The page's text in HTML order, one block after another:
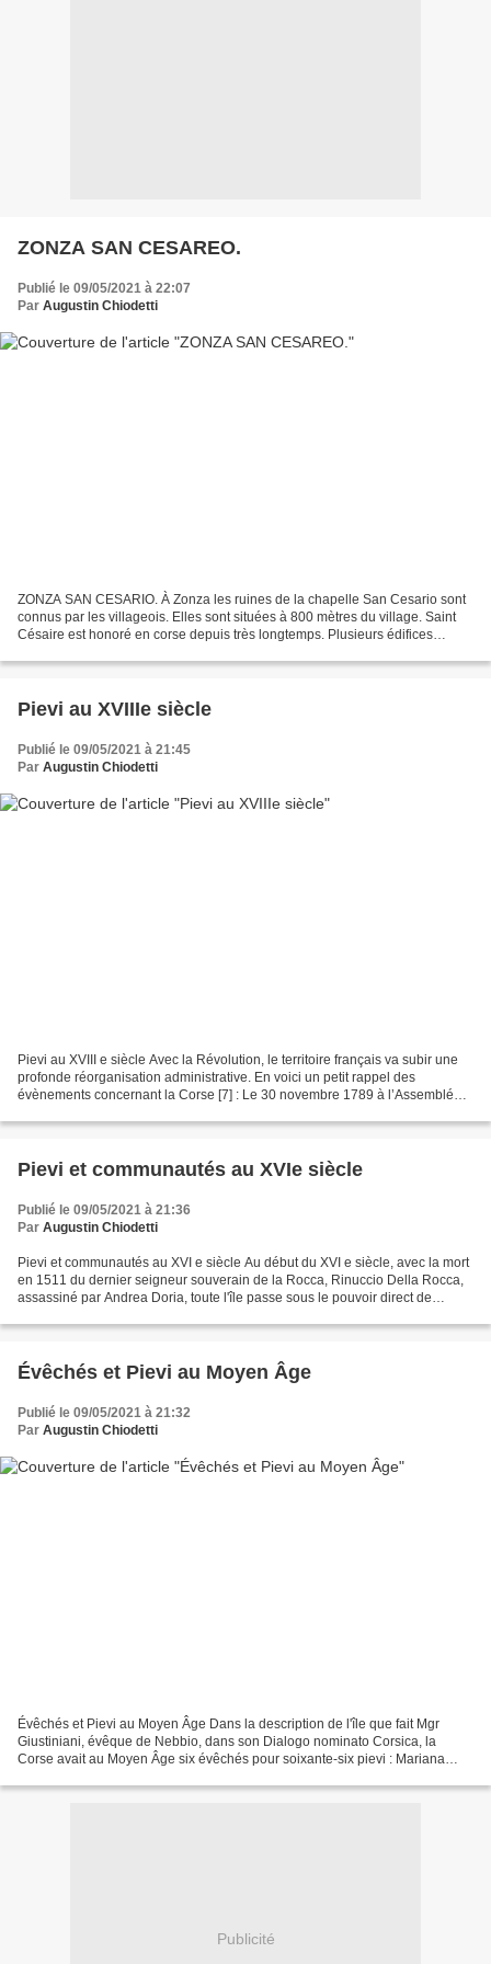
ZONZA SAN CESAREO.
Publié le 09/05/2021 à 22:07
Par Augustin Chiodetti
ZONZA SAN CESARIO. À Zonza les ruines de la chapelle San Cesario sont
connus par les villageois. Elles sont situées à 800 mètres du village. Saint
Césaire est honoré en corse depuis très longtemps. Plusieurs édifices
Pievi au XVIIIe siècle
Publié le 09/05/2021 à 21:45
Par Augustin Chiodetti
Pievi au XVIII e siècle Avec la Révolution, le territoire français va subir une
profonde réorganisation administrative. En voici un petit rappel des
évènements concernant la Corse [7] : Le 30 novembre 1789 à l’Assemblée
Pievi et communautés au XVIe siècle
Publié le 09/05/2021 à 21:36
Par Augustin Chiodetti
Pievi et communautés au XVI e siècle Au début du XVI e siècle, avec la mort
en 1511 du dernier seigneur souverain de la Rocca, Rinuccio Della Rocca,
assassiné par Andrea Doria, toute l'île passe sous le pouvoir direct de
Évêchés et Pievi au Moyen Âge
Publié le 09/05/2021 à 21:32
Par Augustin Chiodetti
Évêchés et Pievi au Moyen Âge Dans la description de l'île que fait Mgr
Giustiniani, évêque de Nebbio, dans son Dialogo nominato Corsica, la
Corse avait au Moyen Âge six évêchés pour soixante-six pievi : Mariana
Publicité